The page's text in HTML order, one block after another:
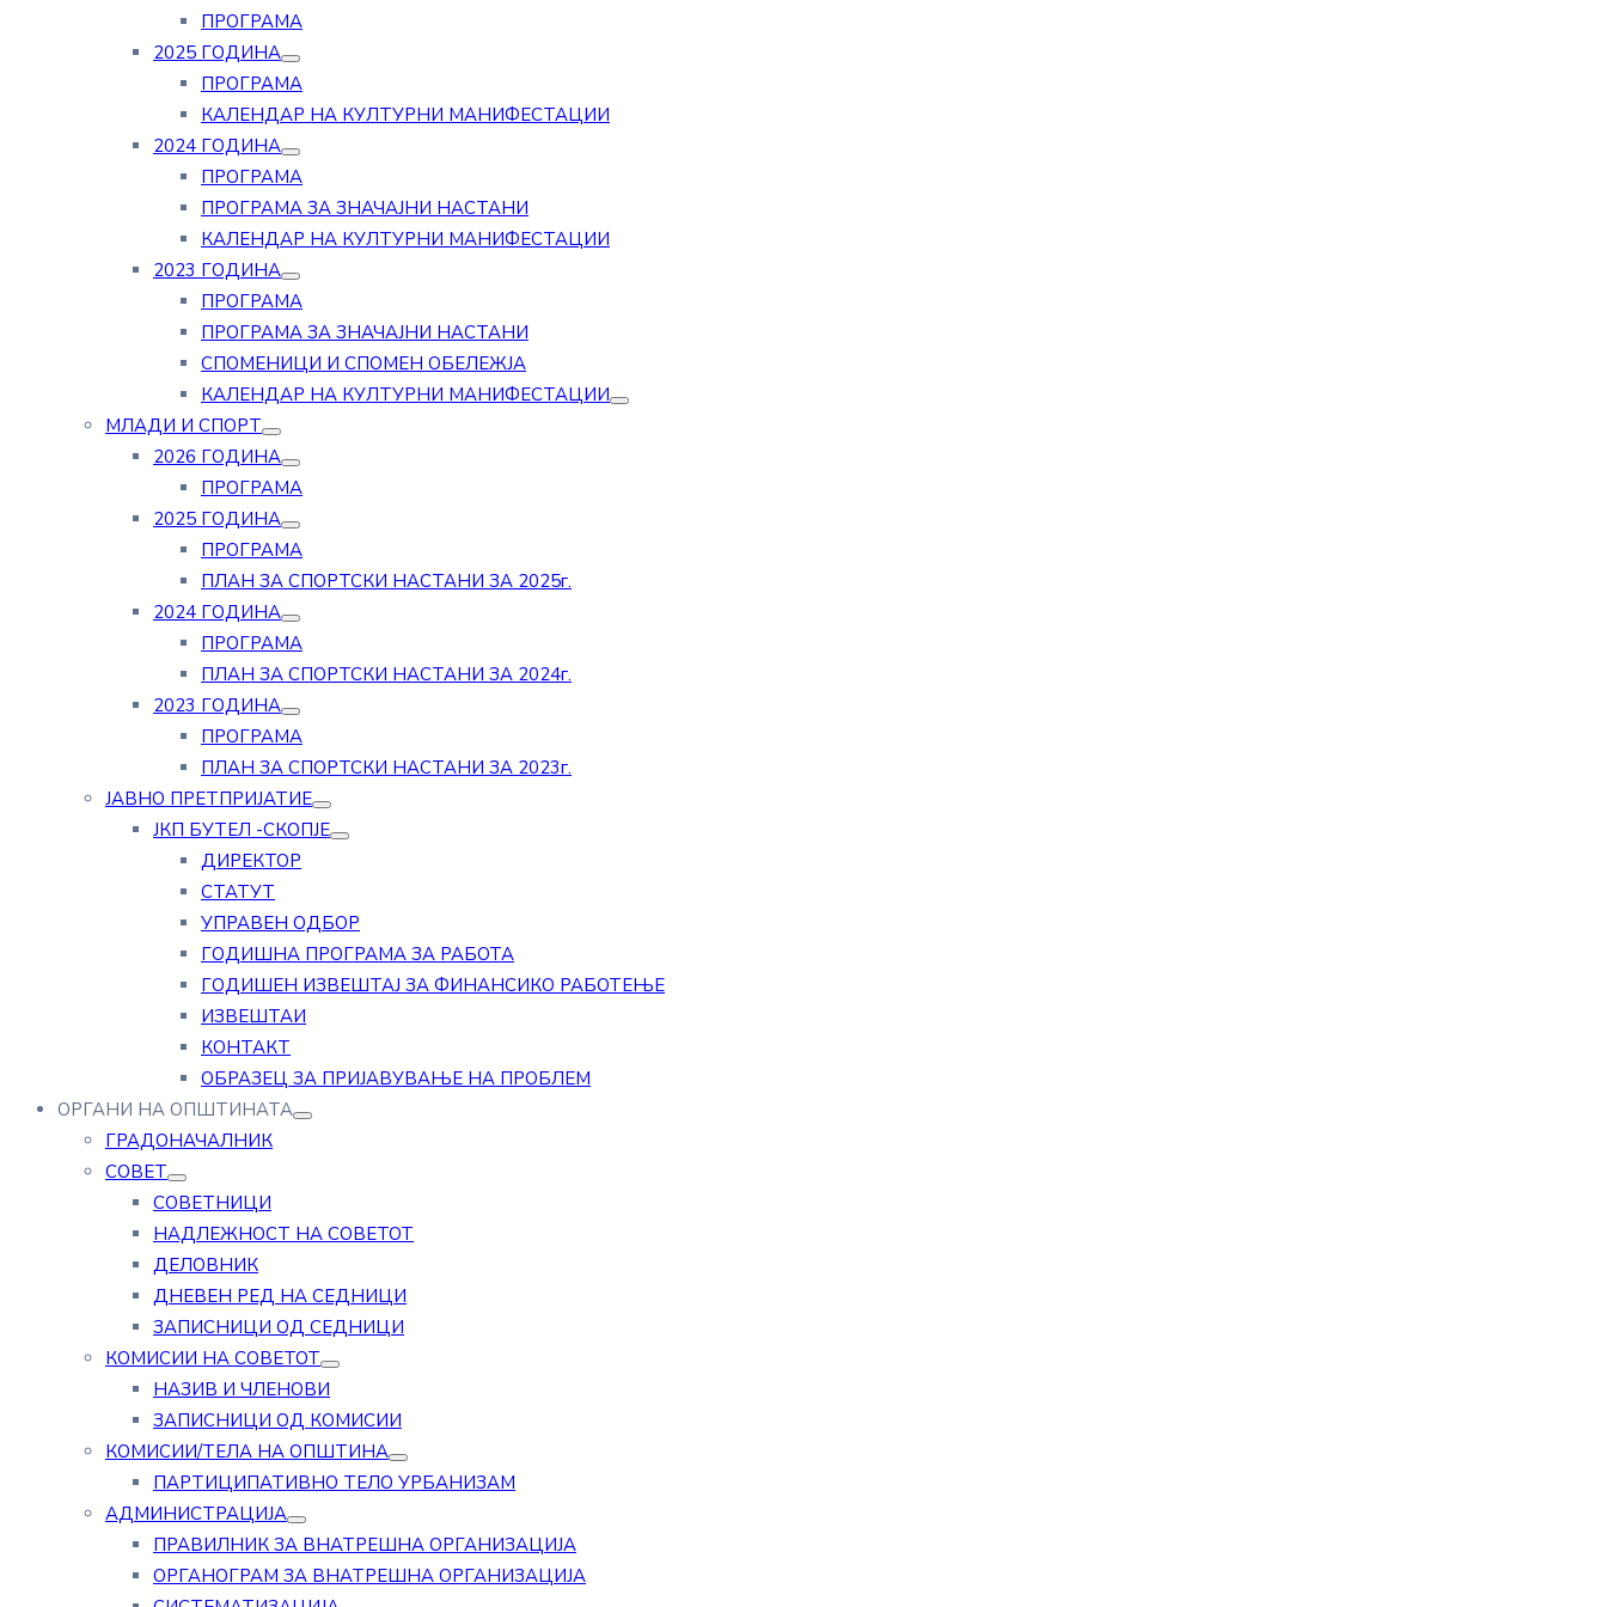
ПРОГРАМА
2025 ГОДИНА
ПРОГРАМА
КАЛЕНДАР НА КУЛТУРНИ МАНИФЕСТАЦИИ
2024 ГОДИНА
ПРОГРАМА
ПРОГРАМА ЗА ЗНАЧАЈНИ НАСТАНИ
КАЛЕНДАР НА КУЛТУРНИ МАНИФЕСТАЦИИ
2023 ГОДИНА
ПРОГРАМА
ПРОГРАМА ЗА ЗНАЧАЈНИ НАСТАНИ
СПОМЕНИЦИ И СПОМЕН ОБЕЛЕЖЈА
КАЛЕНДАР НА КУЛТУРНИ МАНИФЕСТАЦИИ
МЛАДИ И СПОРТ
2026 ГОДИНА
ПРОГРАМА
2025 ГОДИНА
ПРОГРАМА
ПЛАН ЗА СПОРТСКИ НАСТАНИ ЗА 2025г.
2024 ГОДИНА
ПРОГРАМА
ПЛАН ЗА СПОРТСКИ НАСТАНИ ЗА 2024г.
2023 ГОДИНА
ПРОГРАМА
ПЛАН ЗА СПОРТСКИ НАСТАНИ ЗА 2023г.
ЈАВНО ПРЕТПРИЈАТИЕ
ЈКП БУТЕЛ -СКОПЈЕ
ДИРЕКТОР
СТАТУТ
УПРАВЕН ОДБОР
ГОДИШНА ПРОГРАМА ЗА РАБОТА
ГОДИШЕН ИЗВЕШТАЈ ЗА ФИНАНСИКО РАБОТЕЊЕ
ИЗВЕШТАИ
КОНТАКТ
ОБРАЗЕЦ ЗА ПРИЈАВУВАЊЕ НА ПРОБЛЕМ
ОРГАНИ НА ОПШТИНАТА
ГРАДОНАЧАЛНИК
СОВЕТ
СОВЕТНИЦИ
НАДЛЕЖНОСТ НА СОВЕТОТ
ДЕЛОВНИК
ДНЕВЕН РЕД НА СЕДНИЦИ
ЗАПИСНИЦИ ОД СЕДНИЦИ
КОМИСИИ НА СОВЕТОТ
НАЗИВ И ЧЛЕНОВИ
ЗАПИСНИЦИ ОД КОМИСИИ
КОМИСИИ/ТЕЛА НА ОПШТИНА
ПАРТИЦИПАТИВНО ТЕЛО УРБАНИЗАМ
АДМИНИСТРАЦИЈА
ПРАВИЛНИК ЗА ВНАТРЕШНА ОРГАНИЗАЦИЈА
ОРГАНОГРАМ ЗА ВНАТРЕШНА ОРГАНИЗАЦИЈА